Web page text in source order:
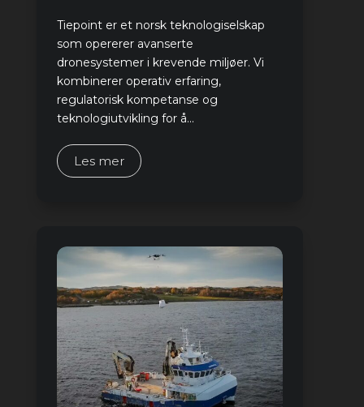
Tiepoint er et norsk teknologiselskap
som opererer avanserte
dronesystemer i krevende miljøer. Vi
kombinerer operativ erfaring,
regulatorisk kompetanse og
teknologiutvikling for å...
Les mer